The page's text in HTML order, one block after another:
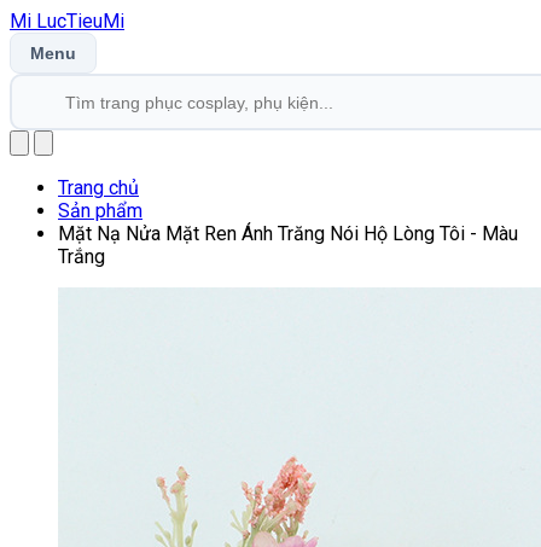
Mi LucTieuMi
Menu
Trang chủ
Sản phẩm
Mặt Nạ Nửa Mặt Ren Ánh Trăng Nói Hộ Lòng Tôi - Màu
Trắng